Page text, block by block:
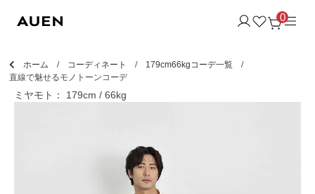
0
ホーム コーディネート
179cm66kgコーデ一覧
直線で魅せるモノトーンコーデ
ミヤモト： 179cm / 66kg